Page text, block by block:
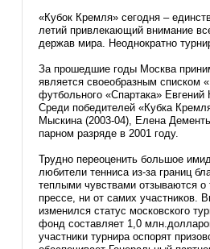
«Кубок Кремля» сегодня –
летий привлекающий внимание
держав мира. Неоднократно
За прошедшие годы Москва
является своеобразным списком
футбольного «Спартака»
Среди победителей «Кубка
Мыскина (2003-04), Елена
парном разряде в 2001 году.
Трудно переоценить большое
любители тенниса из-за границ
теплыми чувствами отзываются о
прессе, ни от самих участников.
изменился статус московского
фонд составляет 1,0
участники турнира оспорят